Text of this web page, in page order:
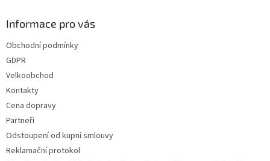
Informace pro vás
Obchodní podmínky
GDPR
Velkoobchod
Kontakty
Cena dopravy
Partneři
Odstoupení od kupní smlouvy
Reklamační protokol